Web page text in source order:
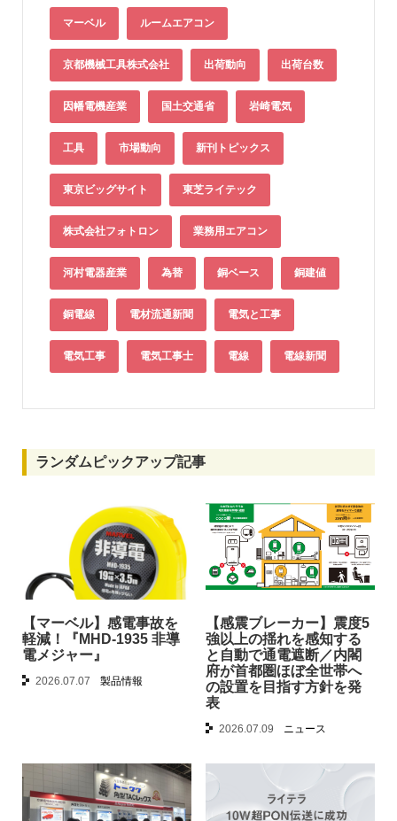
マーベル ルームエアコン
京都機械工具株式会社 出荷動向 出荷台数
因幡電機産業 国土交通省 岩崎電気
工具 市場動向 新刊トピックス
東京ビッグサイト 東芝ライテック
株式会社フォトロン 業務用エアコン
河村電器産業 為替 銅ベース 銅建値
銅電線 電材流通新聞 電気と工事
電気工事 電気工事士 電線 電線新聞
ランダムピックアップ記事
【マーベル】感電事故を
軽減！『MHD-1935 非導
電メジャー』
2026.07.07 製品情報
【感震ブレーカー】震度5
強以上の揺れを感知する
と自動で通電遮断／内閣
府が首都圏ほぼ全世帯へ
の設置を目指す方針を発
表
2026.07.09 ニュース